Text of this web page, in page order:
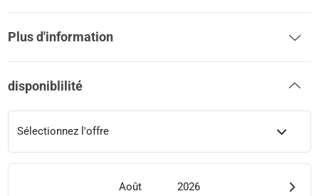
Plus d'information
disponiblilité
Sélectionnez l'offre
Août 2026